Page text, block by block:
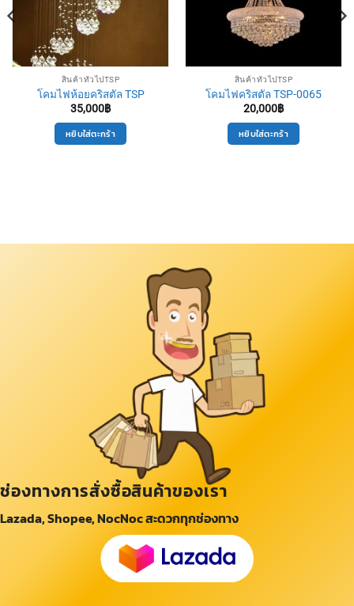
สินค้าทั่วไปTSP
โคมไฟห้อยคริสตัล TSP
35,000฿
หยิบใส่ตะกร้า
สินค้าทั่วไปTSP
โคมไฟคริสตัล TSP-0065
20,000฿
หยิบใส่ตะกร้า
ช่องทางการสั่งซื้อสินค้าของเรา
Lazada, Shopee, NocNoc สะดวกทุกช่องทาง